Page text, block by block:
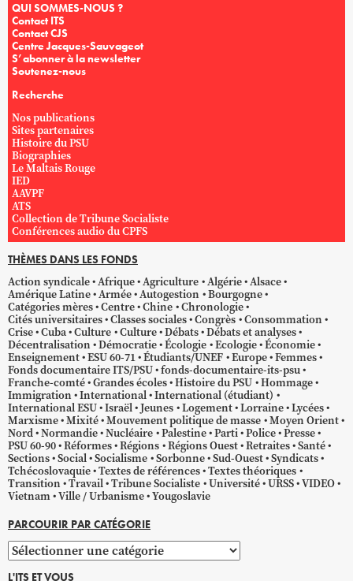
QUI SOMMES-NOUS ?
Contact ITS
Contact CJS
Centre Jacques-Sauvageot
S’abonner à la newsletter
Soutenez-nous
Recherche
Nos publications
Sites partenaires
Histoire du PSU
Biographies
Le Maltais Rouge
IED
AAVPF
ATS
Collection de Tribune Socialiste
Conférences audio du CPFS
THÈMES DANS LES FONDS
Action syndicale Afrique Agriculture Algérie Alsace
Amérique Latine Armée Autogestion
Bourgogne
Catégories mères Centre Chine Chronologie
Cités universitaires Classes sociales Congrès Consommation
Crise Cuba Culture Culture Débats Débats et analyses
Décentralisation Démocratie Écologie Ecologie Économie
Enseignement ESU 60-71 Étudiants/UNEF Europe Femmes
Fonds documentaire ITS/PSU fonds-documentaire-its-psu
Franche-comté Grandes écoles Histoire du PSU Hommage
Immigration International International (étudiant)
International ESU Israël Jeunes Logement Lorraine Lycées
Marxisme Mixité Mouvement politique de masse Moyen Orient
Nord Normandie Nucléaire Palestine Parti Police Presse
PSU 60-90 Réformes Régions Régions Ouest Retraites Santé
Sections Social Socialisme Sorbonne Sud-Ouest Syndicats
Tchécoslovaquie Textes de références Textes théoriques
Transition Travail Tribune Socialiste Université URSS VIDEO
Vietnam Ville / Urbanisme Yougoslavie
PARCOURIR PAR CATÉGORIE
Parcourir
par
L'ITS ET VOUS